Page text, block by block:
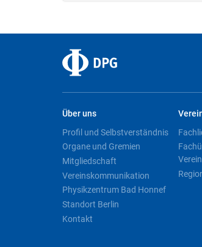
Über uns
Profil und Selbstverständnis
Organe und Gremien
Mitgliedschaft
Vereinskommunikation
Physikzentrum Bad Honnef
Standort Berlin
Kontakt